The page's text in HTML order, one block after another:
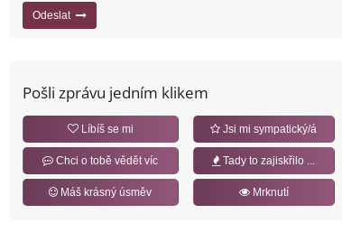
Odeslat
Pošli zprávu jedním klikem
Líbíš se mi Jsi mi sympatický/á
Chci o tobě vědět víc Tady to zajiskřilo ...
Máš krásný úsměv Mrknutí